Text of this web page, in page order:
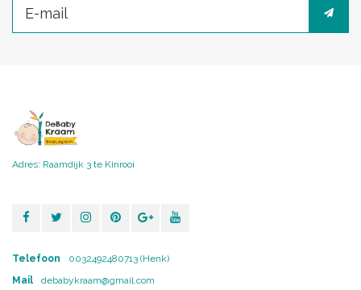
Adres: Raamdijk 3 te Kinrooi
Telefoon
0032492480713 (Henk)
Mail
debabykraam@gmail.com